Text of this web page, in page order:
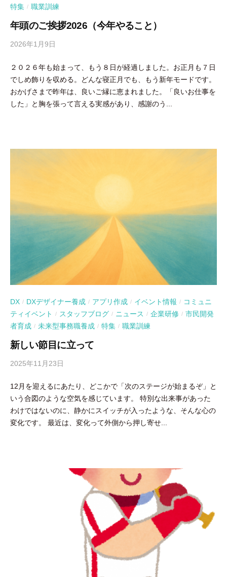
特集 / 職業訓練
年頭のご挨拶2026（今年やること）
2026年1月9日
吉
田
豪
２０２６年も始まって、もう８日が経過しました。お正月も７日
でしめ飾りを収める。どんな寝正月でも、もう新年モードです。
おかげさまで昨年は、良いご縁に恵まれました。「良いお仕事を
した」と胸を張って言える実感があり、感謝のう...
DX / DXデザイナー養成 / アプリ作成 / イベント情報 / コミュニ
ティイベント
/ スタッフブログ / ニュース / 企業研修 / 市民開発
者育成 / 未来型事務職養成 / 特集 / 職業訓練
新しい節目に立って
2025年11月23日
吉
田
豪
12月を迎えるにあたり、どこかで「次のステージが始まるぞ」と
いう合図のような空気を感じています。 特別な出来事があった
わけではないのに、静かにスイッチが入ったような、そんな心の
変化です。 最近は、変化って外側から押し寄せ...